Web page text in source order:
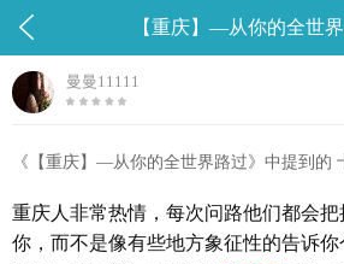
 【重庆】—从你的全世
曼曼11111
《【重庆】—从你的全世界路过》中提到的
重庆人非常热情，每次问路他们都会
你，而不是像有些地方象征性的告诉你